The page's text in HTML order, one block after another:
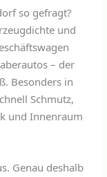
so gefragt?
und
– der
Besonders in
Schmutz,
und Innenraum
Genau deshalb